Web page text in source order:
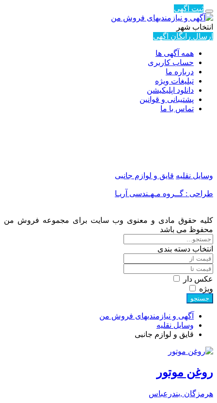
ثبت آگهی
انتخاب شهر
ارسال رایگان آگهی
همه آگهی ها
حساب کاربری
درباره ما
تبلیغات ویژه
دانلود اپلیکیشن
پشتیبانی و قوانین
تماس با ما
وسایل نقلیه قایق و لوازم جانبی
طراحی : گــروه مـهـندسی آریـا
کلیه حقوق مادی و معنوی وب سایت برای مجموعه فروش من
محفوظ می باشد
انتخاب دسته بندی
عکس دار
ویژه
جستجو
آگهی و نیازمندیهای فروش من
وسایل نقلیه
قایق و لوازم جانبی
روغن موتور
هرمزگان ,بندرعباس